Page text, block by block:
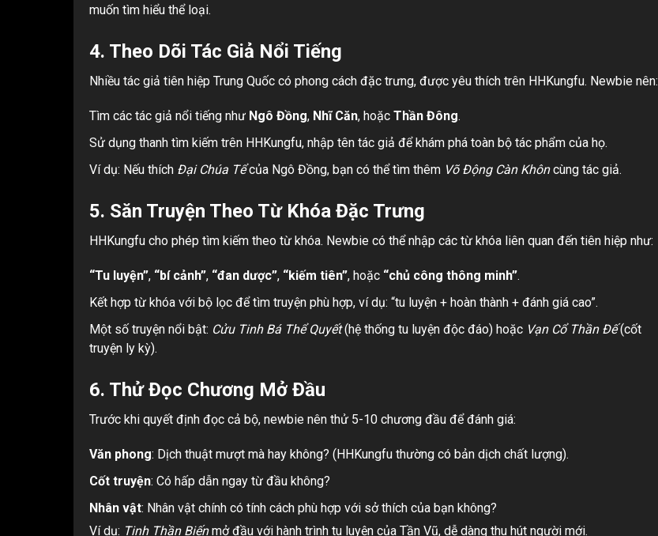
muốn tìm hiểu thể loại.
4. Theo Dõi Tác Giả Nổi Tiếng
Nhiều tác giả tiên hiệp Trung Quốc có phong cách đặc trưng, được yêu thích trên HHKungfu. Newbie nên:
Tìm các tác giả nổi tiếng như Ngô Đồng, Nhĩ Căn, hoặc Thần Đông.
Sử dụng thanh tìm kiếm trên HHKungfu, nhập tên tác giả để khám phá toàn bộ tác phẩm của họ.
Ví dụ: Nếu thích Đại Chúa Tểcủa Ngô Đồng, bạn có thể tìm thêm Võ Động Càn Khôncùng tác giả.
5. Săn Truyện Theo Từ Khóa Đặc Trưng
HHKungfu cho phép tìm kiếm theo từ khóa. Newbie có thể nhập các từ khóa liên quan đến tiên hiệp như:
“Tu luyện”, “bí cảnh”, “đan dược”, “kiếm tiên”, hoặc “chủ công thông minh”.
Kết hợp từ khóa với bộ lọc để tìm truyện phù hợp, ví dụ: “tu luyện + hoàn thành + đánh giá cao”.
Một số truyện nổi bật: Cửu Tinh Bá Thể Quyết(hệ thống tu luyện độc đáo) hoặc Vạn Cổ Thần Đế(cốt
truyện ly kỳ).
6. Thử Đọc Chương Mở Đầu
Trước khi quyết định đọc cả bộ, newbie nên thử 5-10 chương đầu để đánh giá:
Văn phong: Dịch thuật mượt mà hay không? (HHKungfu thường có bản dịch chất lượng).
Cốt truyện: Có hấp dẫn ngay từ đầu không?
Nhân vật: Nhân vật chính có tính cách phù hợp với sở thích của bạn không?
Ví dụ: Tinh Thần Biếnmở đầu với hành trình tu luyện của Tần Vũ, dễ dàng thu hút người mới.